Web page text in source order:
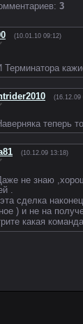
: 3
(10.01.10 09:12)
Терминатора
(16.12.09
теперь
(10.12.09 13:18)
не знаю
.
сделка
) и не на
какая